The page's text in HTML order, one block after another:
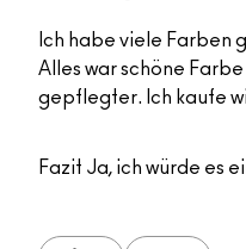
Ich habe viele Farben
Alles war schöne
gepflegter. Ich kaufe
Fazit Ja, ich würde es